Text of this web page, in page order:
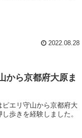
2022.08.28
から京都府大原ま
エリ守山から京都府大
歩きを経験しました。